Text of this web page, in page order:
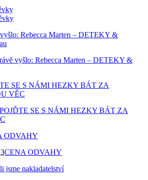
vyšlo: Rebecca Marten – DETEKY &
POJĎTE SE S NÁMI HEZKY BÁT ZA
CENA ODVAHY